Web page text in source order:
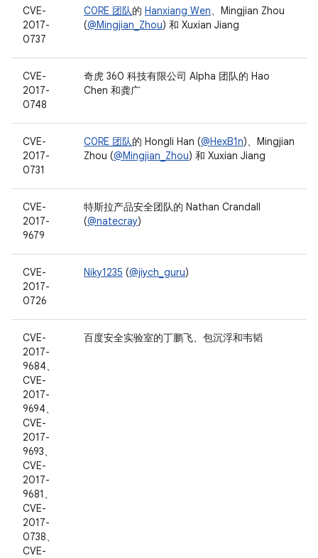
CVE-
2017-
0737
C0RE 团队的 Hanxiang Wen、Mingjian Zhou
(@Mingjian_Zhou) 和 Xuxian Jiang
CVE-
2017-
0748
奇虎 360 科技有限公司 Alpha 团队的 Hao
Chen 和龚广
CVE-
2017-
0731
C0RE 团队的 Hongli Han (@HexB1n)、Mingjian
Zhou (@Mingjian_Zhou) 和 Xuxian Jiang
CVE-
2017-
9679
特斯拉产品安全团队的 Nathan Crandall
(@natecray)
CVE-
2017-
0726
Niky1235 (@jiych_guru)
CVE-
2017-
9684、
CVE-
2017-
9694、
CVE-
2017-
9693、
CVE-
2017-
9681、
CVE-
2017-
0738、
CVE-
百度安全实验室的丁鹏飞、包沉浮和韦韬